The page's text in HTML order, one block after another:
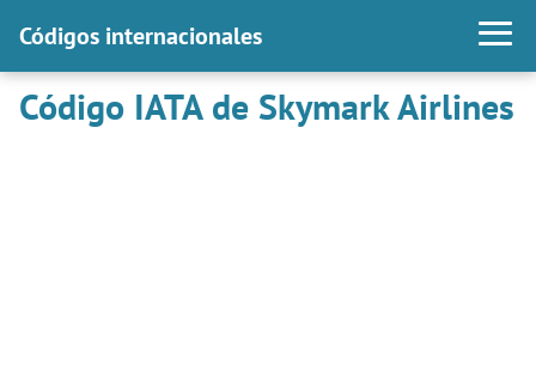
Códigos internacionales
Código IATA de Skymark Airlines